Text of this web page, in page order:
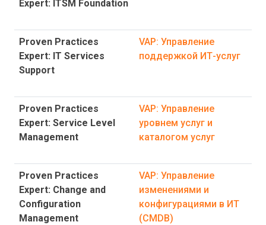
Expert: ITSM Foundation
Proven Practices
Expert: IT Services
Support
VAP: Управление
поддержкой ИТ-услуг
Proven Practices
Expert: Service Level
Management
VAP: Управление
уровнем услуг и
каталогом услуг
Proven Practices
Expert: Change and
Configuration
Management
VAP: Управление
изменениями и
конфигурациями в ИТ
(CMDB)